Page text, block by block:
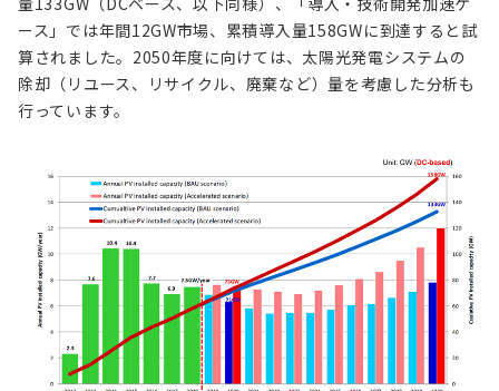
ース」では年間12GW市場、累積導入量158GWに到達すると試
算されました。2050年度に向けては、太陽光発電システムの
除却（リユース、リサイクル、廃棄など）量を考慮した分析も
行っています。